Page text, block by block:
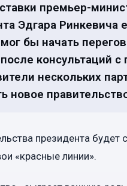
премьер-
Эдгара Ринкевича
бы начать
консультаций
нескольких
новое
президента будет
«красные линии».